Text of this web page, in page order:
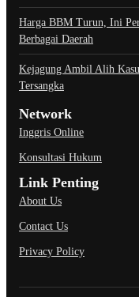
Harga BBM Turun, Ini
Berbagai Daerah
Kejagung Ambil Alih
Tersangka
Network
Inggris Online
Konsultasi Hukum
Link Penting
About Us
Contact Us
Privacy Policy